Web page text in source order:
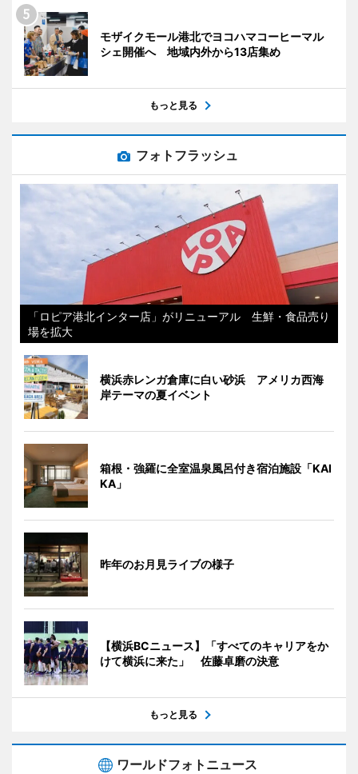
モザイクモール港北でヨコハマコーヒーマル
シェ開催へ 地域内外から13店集め
もっと見る
フォトフラッシュ
「ロピア港北インター店」がリニューアル 生鮮・食品売り
場を拡大
横浜赤レンガ倉庫に白い砂浜 アメリカ西海
岸テーマの夏イベント
箱根・強羅に全室温泉風呂付き宿泊施設「KAI
KA」
昨年のお月見ライブの様子
【横浜BCニュース】「すべてのキャリアをか
けて横浜に来た」 佐藤卓磨の決意
もっと見る
ワールドフォトニュース